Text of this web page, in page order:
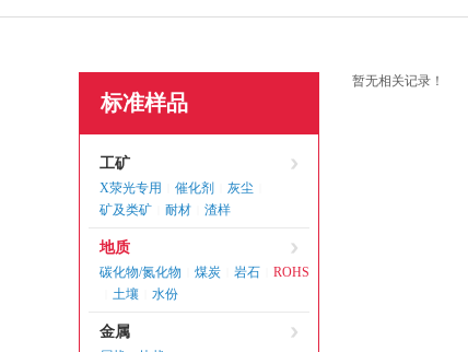
暂无相关记录！
标准样品
工矿
X荥光专用 催化剂 灰尘
矿及类矿 耐材 渣样
地质
碳化物/氮化物 煤炭 岩石 ROHS
土壤 水份
金属